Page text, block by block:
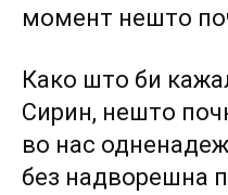
момент нешто
Како што би
Сирин, нешто
во нас
без надворешна